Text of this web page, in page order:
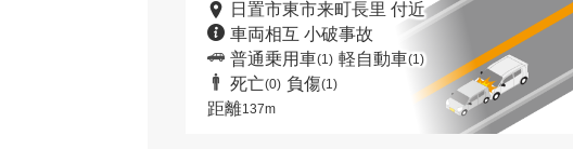
日置市東市来町長里 付近
車両相互 小破事故
普通乗用車(1) 軽自動車(1)
死亡(0) 負傷(1)
距離137m